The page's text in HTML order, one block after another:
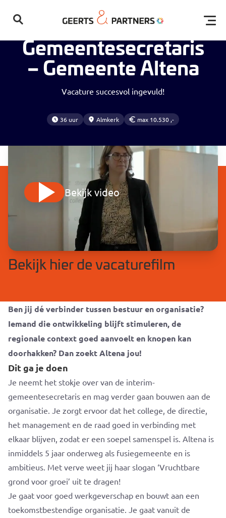
Home Vacatures
Gemeentesecretaris
– Gemeente Altena
Vacature succesvol ingevuld!
36 uur Almkerk max 10.530 ,-
Bekijk hier de vacaturefilm
Bekijk video
Ben jij dé verbinder tussen bestuur en organisatie?
Iemand die ontwikkeling blijft stimuleren, de
regionale context goed aanvoelt en knopen kan
doorhakken? Dan zoekt Altena jou!
Dit ga je doen
Je neemt het stokje over van de interim-
gemeentesecretaris en mag verder gaan bouwen aan de
organisatie. Je zorgt ervoor dat het college, de directie,
het management en de raad goed in verbinding met
elkaar blijven, zodat er een soepel samenspel is. Altena is
inmiddels 5 jaar onderweg als fusiegemeente en is
ambitieus. Met verve weet jij haar slogan ‘Vruchtbare
grond voor groei’ uit te dragen!
Je gaat voor goed werkgeverschap en bouwt aan een
toekomstbestendige organisatie. Je gaat vanuit de